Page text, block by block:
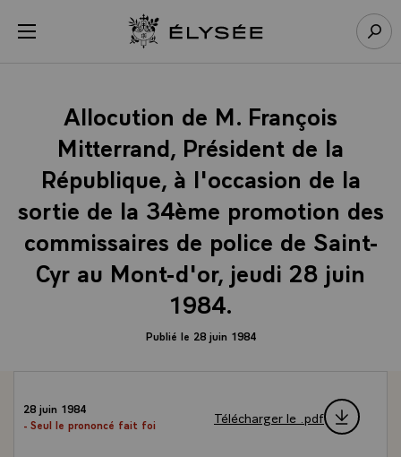
menu Retour à l’accueil Élysée
Allocution de M. François
Mitterrand, Président de la
République, à l'occasion de la
sortie de la 34ème promotion des
commissaires de police de Saint-
Cyr au Mont-d'or, jeudi 28 juin
1984.
Publié le 28 juin 1984
28 juin 1984
- Seul le prononcé fait foi
Télécharger le .pdf
Panneau de gestion des cookies